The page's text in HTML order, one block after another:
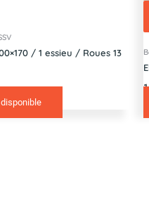
/ 1 essieu / Roues 13